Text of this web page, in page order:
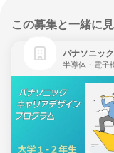
この募集と一緒に
パナソニッ
半導体・電子